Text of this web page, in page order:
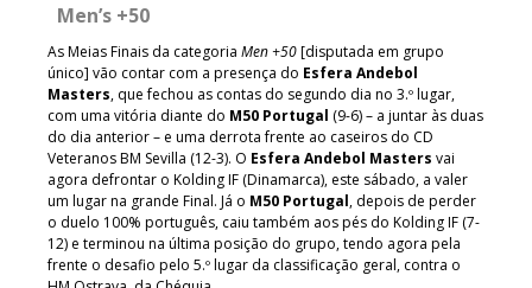
Men’s +50
As Meias Finais da categoria Men +50[disputada em grupo
único] vão contar com a presença do Esfera Andebol
Masters, que fechou as contas do segundo dia no 3.º lugar,
com uma vitória diante do M50 Portugal (9-6) – a juntar às duas
do dia anterior – e uma derrota frente ao caseiros do CD
Veteranos BM Sevilla (12-3). O Esfera Andebol Masters vai
agora defrontar o Kolding IF (Dinamarca), este sábado, a valer
um lugar na grande Final. Já o M50 Portugal, depois de perder
o duelo 100% português, caiu também aos pés do Kolding IF (7-
12) e terminou na última posição do grupo, tendo agora pela
frente o desafio pelo 5.º lugar da classificação geral, contra o